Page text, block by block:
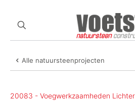
Alle natuursteenprojecten
20083 - Voegwerkzaamheden